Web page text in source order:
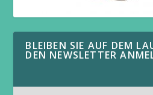
BLEIBEN SIE AUF DEM
DEN NEWSLETTER